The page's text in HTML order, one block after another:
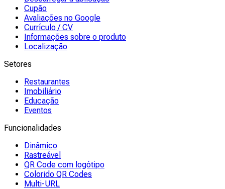
Cupão
Avaliações no Google
Currículo / CV
Informações sobre o produto
Localização
Setores
Restaurantes
Imobiliário
Educação
Eventos
Funcionalidades
Dinâmico
Rastreável
QR Code com logótipo
Colorido QR Codes
Multi-URL